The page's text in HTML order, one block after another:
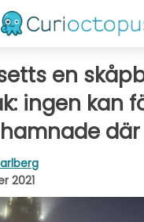
en
ingen kan
där
2021